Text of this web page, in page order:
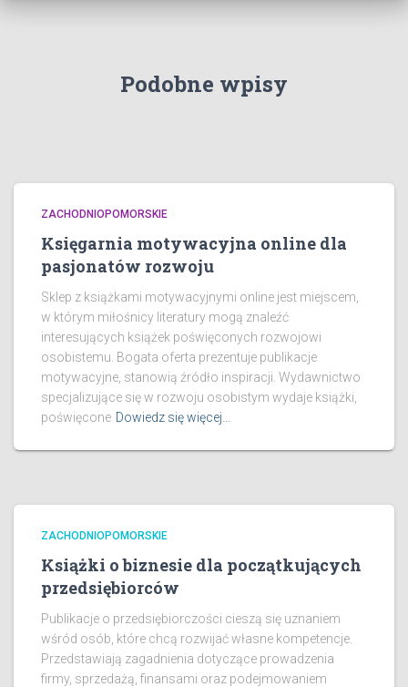
Podobne wpisy
ZACHODNIOPOMORSKIE
Księgarnia motywacyjna online dla
pasjonatów rozwoju
Sklep z książkami motywacyjnymi online jest miejscem,
w którym miłośnicy literatury mogą znaleźć
interesujących książek poświęconych rozwojowi
osobistemu. Bogata oferta prezentuje publikacje
motywacyjne, stanowią źródło inspiracji. Wydawnictwo
specjalizujące się w rozwoju osobistym wydaje książki,
poświęcone Dowiedz się więcej…
ZACHODNIOPOMORSKIE
Książki o biznesie dla początkujących
przedsiębiorców
Publikacje o przedsiębiorczości cieszą się uznaniem
wśród osób, które chcą rozwijać własne kompetencje.
Przedstawiają zagadnienia dotyczące prowadzenia
firmy, sprzedażą, finansami oraz podejmowaniem